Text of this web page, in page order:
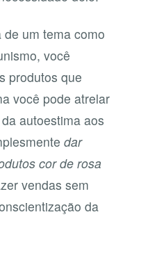
um tema como
você
produtos que
você pode atrelar
autoestima aos
dar
cor de rosa
vendas sem
da